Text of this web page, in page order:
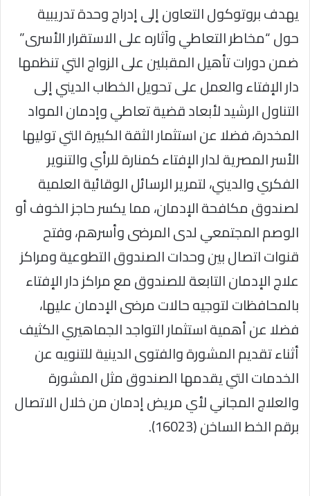
يهدف بروتوكول التعاون إلى إدراج وحدة تدريبية
حول “مخاطر التعاطي وآثاره على الاستقرار الأسرى”
ضمن دورات تأهيل المقبلين على الزواج التي تنظمها
دار الإفتاء والعمل على تحويل الخطاب الديني إلى
التناول الرشيد لأبعاد قضية تعاطي وإدمان المواد
المخدرة، فضلا عن استثمار الثقة الكبيرة التي توليها
الأسر المصرية لدار الإفتاء كمنارة للرأي والتنوير
الفكري والديني، لتمرير الرسائل الوقائية العلمية
لصندوق مكافحة الإدمان، مما يكسر حاجز الخوف أو
الوصم المجتمعي لدى المرضى وأسرهم، وفتح
قنوات اتصال بين وحدات الصندوق التطوعية ومراكز
علاج الإدمان التابعة للصندوق مع مراكز دار الإفتاء
بالمحافظات لتوجيه حالات مرضى الإدمان عليها،
فضلا عن أهمية استثمار التواجد الجماهيري الكثيف
أثناء تقديم المشورة والفتوى الدينية للتنويه عن
الخدمات التي يقدمها الصندوق مثل المشورة
والعلاج المجاني لأي مريض إدمان من خلال الاتصال
برقم الخط الساخن (16023).